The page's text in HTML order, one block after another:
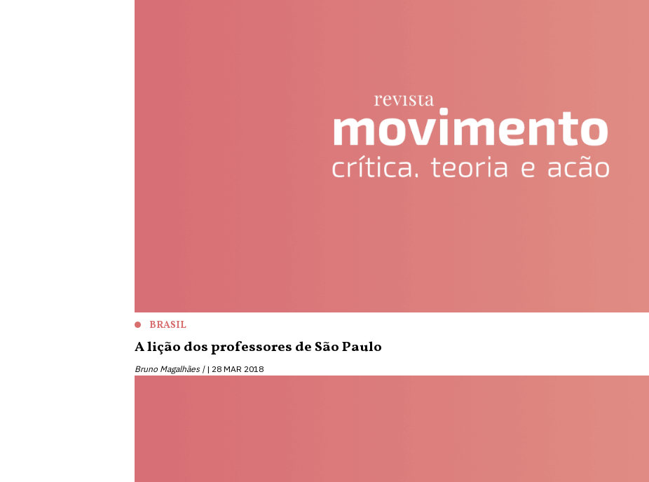
BRASIL
A lição dos professores de São Paulo
Bruno Magalhães | 28 MAR 2018